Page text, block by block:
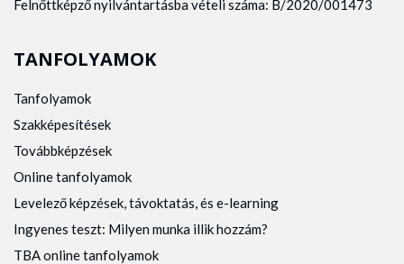
Felnőttképző nyilvántartásba vételi száma: B/2020/001473
TANFOLYAMOK
Tanfolyamok
Szakképesítések
Továbbképzések
Online tanfolyamok
Levelező képzések, távoktatás, és e-learning
Ingyenes teszt: Milyen munka illik hozzám?
TBA online tanfolyamok